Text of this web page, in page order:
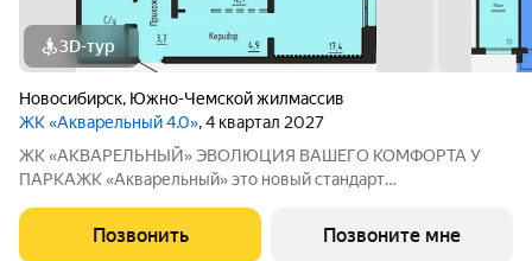
3D-тур
Новосибирск, Южно-Чемской жилмассив
ЖК «Акварельный 4.0», 4 квартал 2027
ЖК «АКВАРЕЛЬНЫЙ» ЭВОЛЮЦИЯ ВАШЕГО КОМФОРТА У
ПАРКАЖК «Акварельный» это новый стандарт
объединили заводскую точность конструкций, современную
архитектуру и уникальное расположение в экологически
Позвонить Позвоните мне